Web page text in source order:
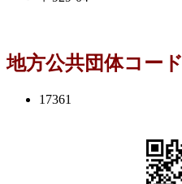
地方公共団体コード
17361